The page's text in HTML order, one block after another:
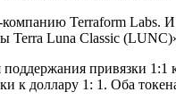
Terraform Labs. И
Terra Luna Classic
привязки
к доллару 1: 1. Оба